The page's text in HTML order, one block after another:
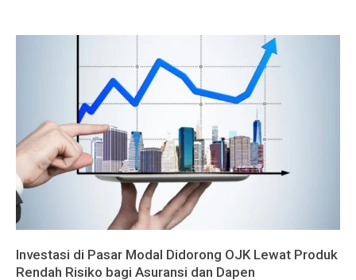
Investasi di Pasar Modal Didorong OJK Lewat Produk
Rendah Risiko bagi Asuransi dan Dapen